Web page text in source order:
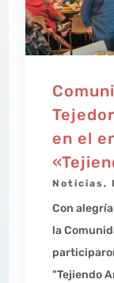
en el
Noticias,
Con
la
"Tejiendo